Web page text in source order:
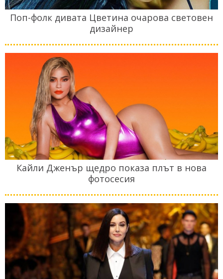
Поп-фолк дивата Цветина очарова световен
дизайнер
Кайли Дженър щедро показа плът в нова
фотосесия